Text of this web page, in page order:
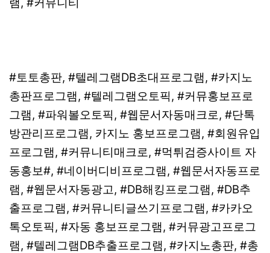
#토토총판, #텔레그램DB초대프로그램, #카지노
총판프로그램, #텔레그램오토픽, #커뮤홍보프로
그램, #파워볼오토픽, #웹문서자동매크로, #단톡
방관리프로그램, 카지노 홍보프로그램, #회원유입
프로그램, #커뮤니티매크로, #먹튀검증사이트 자
동홍보#, #네이버디비프로그램, #웹문서자동프로
램, #웹문서자동광고, #DB해킹프로그램, #DB추
출프로그램, #커뮤니티글쓰기프로그램, #카카오
톡오토픽, #자동 홍보프로그램, #커뮤광고프로그
램, #텔레그램DB추출프로그램, #카지노총판, #총